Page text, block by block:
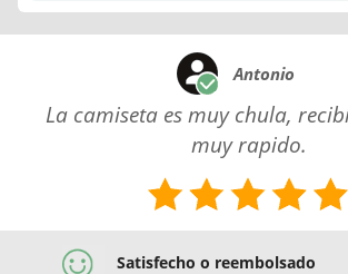
Antonio
La camiseta es muy chula,
muy rapido.
Satisfecho o reembolsado